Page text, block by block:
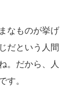
なものが挙げ
だという人間
。だから、人
す。